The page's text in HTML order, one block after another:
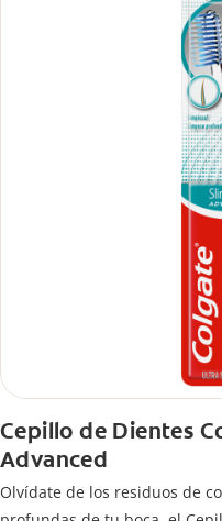
Cepillo de Dientes
Advanced
Olvídate de los residuos de